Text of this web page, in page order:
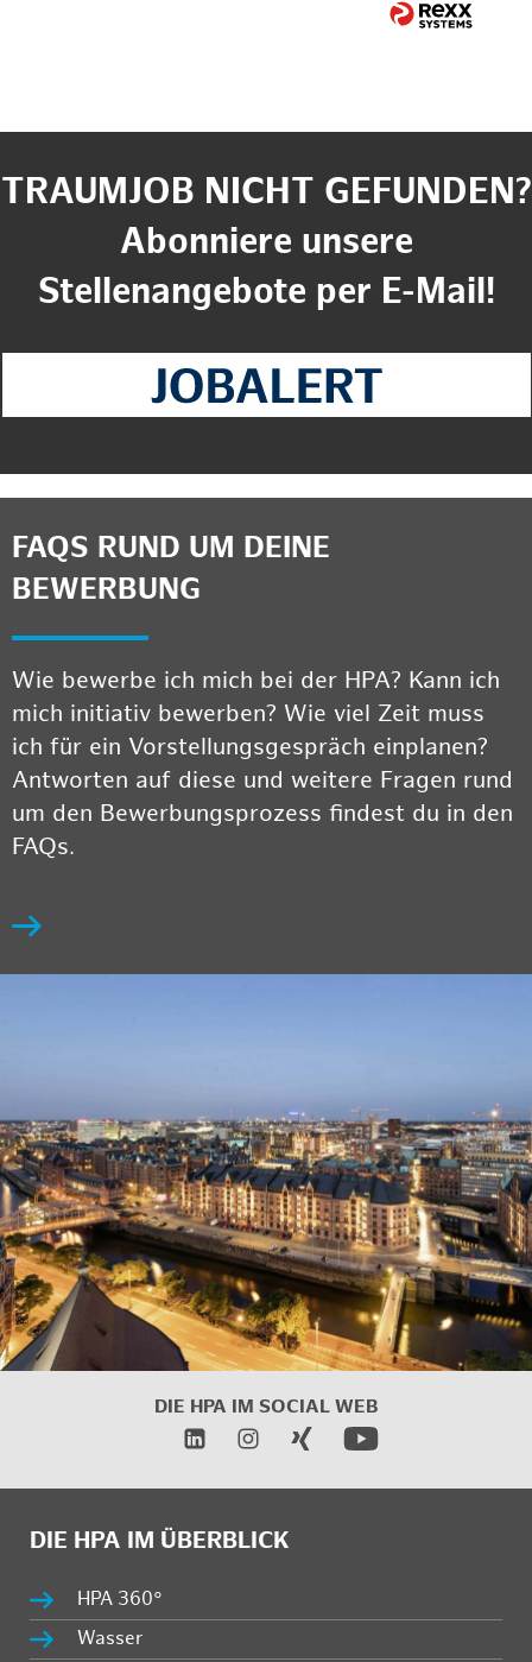
TRAUMJOB NICHT GEFUNDEN?
Abonniere unsere
Stellenangebote per E-Mail!
FAQS RUND UM DEINE
BEWERBUNG
Wie bewerbe ich mich bei der HPA? Kann ich
mich initiativ bewerben? Wie viel Zeit muss
ich für ein Vorstellungsgespräch einplanen?
Antworten auf diese und weitere Fragen rund
um den Bewerbungsprozess findest du in den
FAQs.
DIE HPA IM SOCIAL WEB
DIE HPA IM ÜBERBLICK
HPA 360°
Wasser